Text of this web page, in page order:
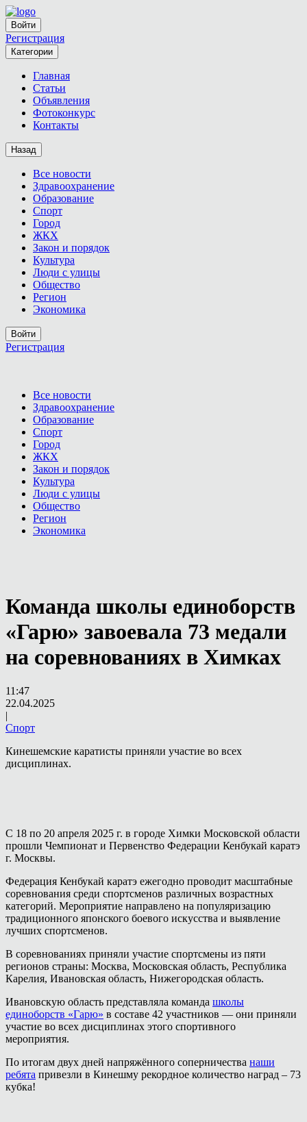
Войти
Регистрация
Категории
Главная
Статьи
Объявления
Фотоконкурс
Контакты
Назад
Все новости
Здравоохранение
Образование
Спорт
Город
ЖКХ
Закон и порядок
Культура
Люди с улицы
Общество
Регион
Экономика
Войти
Регистрация
Все новости
Здравоохранение
Образование
Спорт
Город
ЖКХ
Закон и порядок
Культура
Люди с улицы
Общество
Регион
Экономика
Команда школы единоборств
«Гарю» завоевала 73 медали
на соревнованиях в Химках
11:47
22.04.2025
|
Спорт
Кинешемские каратисты приняли участие во всех
дисциплинах.
С 18 по 20 апреля 2025 г. в городе Химки Московской области
прошли Чемпионат и Первенство Федерации Кенбукай каратэ
г. Москвы.
Федерация Кенбукай каратэ ежегодно проводит масштабные
соревнования среди спортсменов различных возрастных
категорий. Мероприятие направлено на популяризацию
традиционного японского боевого искусства и выявление
лучших спортсменов.
В соревнованиях приняли участие спортсмены из пяти
регионов страны: Москва, Московская область, Республика
Карелия, Ивановская область, Нижегородская область.
Ивановскую область представляла команда школы
единоборств «Гарю» в составе 42 участников — они приняли
участие во всех дисциплинах этого спортивного
мероприятия.
По итогам двух дней напряжённого соперничества наши
ребята привезли в Кинешму рекордное количество наград – 73
кубка!